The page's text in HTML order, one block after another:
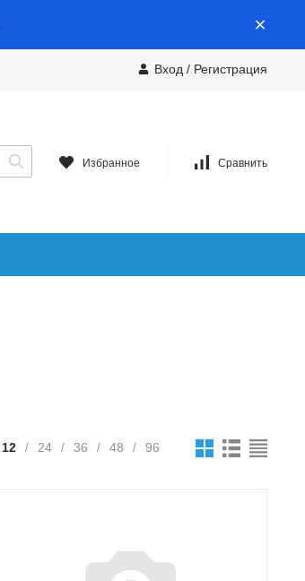
Вход / Регистрация
Избранное Сравнить
12 / 24 / 36 / 48 / 96